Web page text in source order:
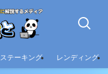
ステーキング レンディング